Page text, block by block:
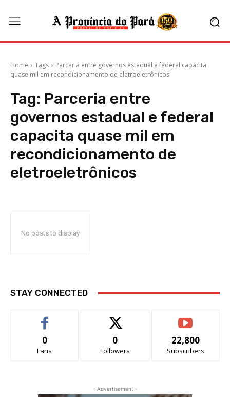
Home Tags
Parceria entre governos estadual e federal capacita
quase mil em recondicionamento de eletroeletrônicos
Tag: Parceria entre
governos estadual e federal
capacita quase mil em
recondicionamento de
eletroeletrônicos
No posts to display
STAY CONNECTED
0
Fans
0
Followers
22,800
Subscribers
- Advertisement -